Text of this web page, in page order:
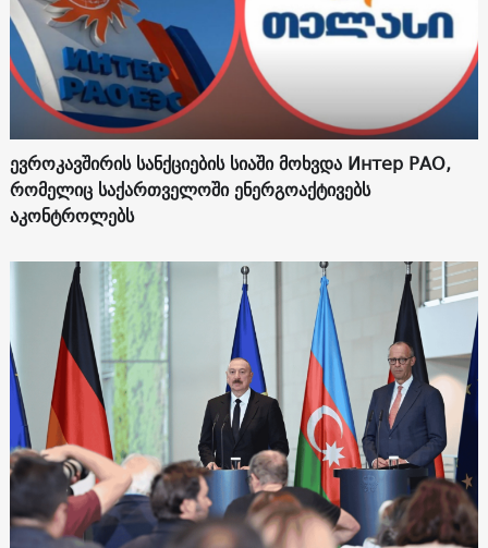
ევროკავშირის სანქციების სიაში მოხვდა Интер РАО,
რომელიც საქართველოში ენერგოაქტივებს
აკონტროლებს